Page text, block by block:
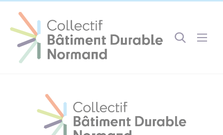
Gestion des couleurs :
Inactif
Interlignage :
Par défaut
Augmenté
Cookies management panel